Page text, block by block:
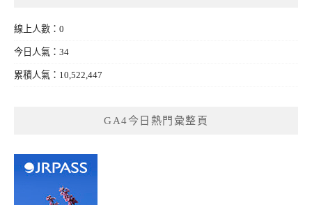
線上人數：0
今日人氣：34
累積人氣：10,522,447
GA4今日熱門彙整頁